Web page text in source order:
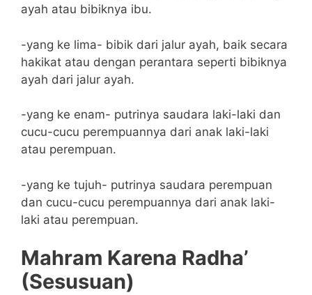
ayah atau bibiknya ibu.
-yang ke lima- bibik dari jalur ayah, baik secara
hakikat atau dengan perantara seperti bibiknya
ayah dari jalur ayah.
-yang ke enam- putrinya saudara laki-laki dan
cucu-cucu perempuannya dari anak laki-laki
atau perempuan.
-yang ke tujuh- putrinya saudara perempuan
dan cucu-cucu perempuannya dari anak laki-
laki atau perempuan.
Mahram Karena Radha’
(Sesusuan)